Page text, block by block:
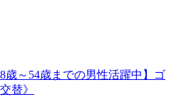
歳～54歳までの男性活躍中】ゴ
替》